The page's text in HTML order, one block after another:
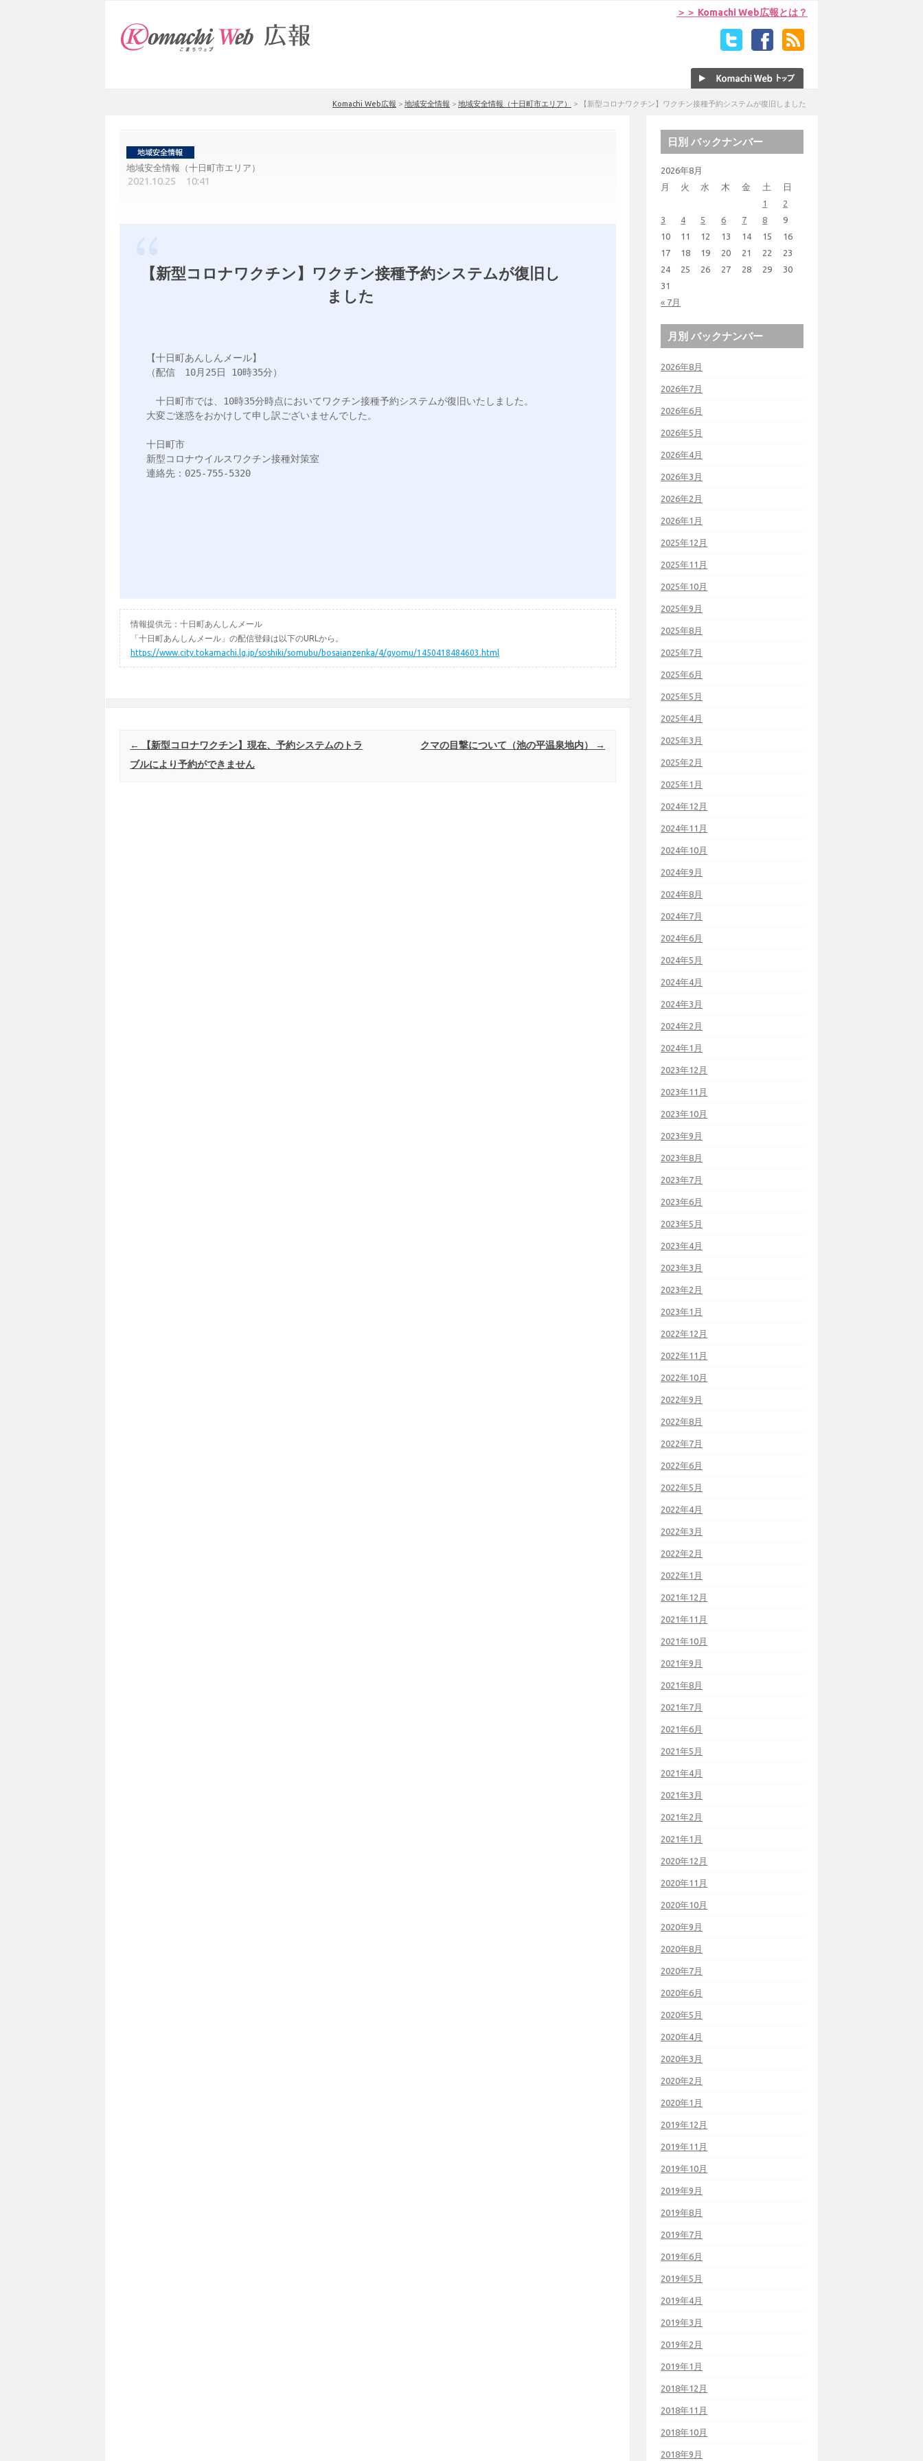
＞＞ Komachi Web広報とは？
Komachi Web広報 > 地域安全情報 > 地域安全情報（十日町市エリア） > 【新型コロナワクチン】ワクチン接種予約システムが復旧しました
地域安全情報（十日町市エリア）
2021.10.25 10:41
【新型コロナワクチン】ワクチン接種予約システムが復旧し
ました
【十日町あんしんメール】
（配信　10月25日 10時35分）
十日町市では、10時35分時点においてワクチン接種予約システムが復旧いたしました。
大変ご迷惑をおかけして申し訳ございませんでした。
十日町市
新型コロナウイルスワクチン接種対策室
連絡先：025-755-5320
情報提供元：十日町あんしんメール
「十日町あんしんメール」の配信登録は以下のURLから。
https://www.city.tokamachi.lg.jp/soshiki/somubu/bosaianzenka/4/gyomu/1450418484603.html
Post navigation
←
【新型コロナワクチン】現在、予約システムのトラ
ブルにより予約ができません
クマの目撃について（池の平温泉地内） →
日別 バックナンバー
2026年8月
月
火 水 木 金 土 日
« 7月
1
2
3
4 5 6 7 8
9
10
11 12 13 14 15
16
17
18 19 20 21 22
23
24
25 26 27 28 29
30
31
月別 バックナンバー
2026年8月
2026年7月
2026年6月
2026年5月
2026年4月
2026年3月
2026年2月
2026年1月
2025年12月
2025年11月
2025年10月
2025年9月
2025年8月
2025年7月
2025年6月
2025年5月
2025年4月
2025年3月
2025年2月
2025年1月
2024年12月
2024年11月
2024年10月
2024年9月
2024年8月
2024年7月
2024年6月
2024年5月
2024年4月
2024年3月
2024年2月
2024年1月
2023年12月
2023年11月
2023年10月
2023年9月
2023年8月
2023年7月
2023年6月
2023年5月
2023年4月
2023年3月
2023年2月
2023年1月
2022年12月
2022年11月
2022年10月
2022年9月
2022年8月
2022年7月
2022年6月
2022年5月
2022年4月
2022年3月
2022年2月
2022年1月
2021年12月
2021年11月
2021年10月
2021年9月
2021年8月
2021年7月
2021年6月
2021年5月
2021年4月
2021年3月
2021年2月
2021年1月
2020年12月
2020年11月
2020年10月
2020年9月
2020年8月
2020年7月
2020年6月
2020年5月
2020年4月
2020年3月
2020年2月
2020年1月
2019年12月
2019年11月
2019年10月
2019年9月
2019年8月
2019年7月
2019年6月
2019年5月
2019年4月
2019年3月
2019年2月
2019年1月
2018年12月
2018年11月
2018年10月
2018年9月